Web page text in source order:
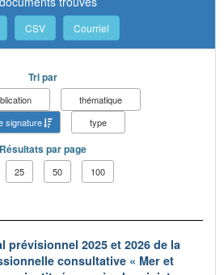
CSV Courriel
Tri par
thématique
signature
type
Résultats par page
25 50 100
prévisionnel 2025 et 2026 de la
consultative « Mer et